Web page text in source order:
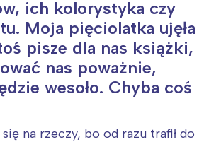
ich kolorystyka czy
Moja pięciolatka ujęła
pisze dla nas książki,
nas poważnie,
wesoło. Chyba coś
na rzeczy, bo od razu trafił do